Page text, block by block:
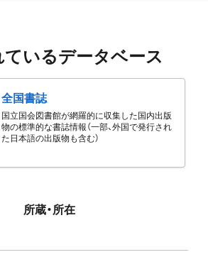
ているデータベース
全国書誌
国立国会図書館が網羅的に収集した国内出版
物の標準的な書誌情報（一部、外国で発行され
た日本語の出版物も含む）
所蔵・所在